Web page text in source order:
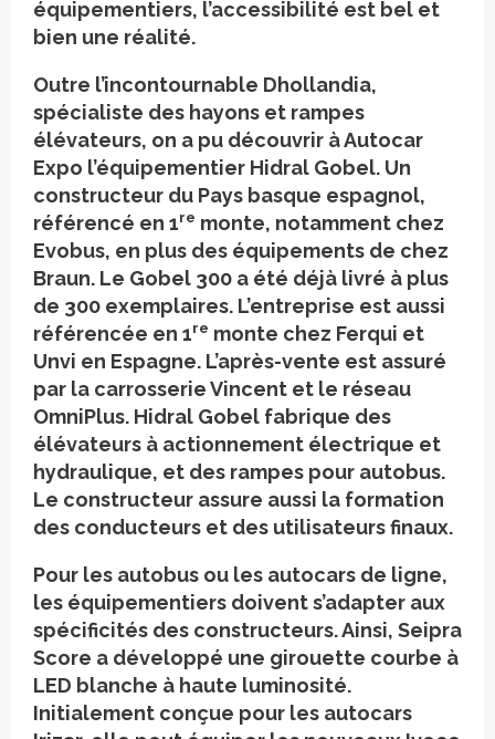
équipementiers, l’accessibilité est bel et
bien une réalité.
Outre l’incontournable Dhollandia,
spécialiste des hayons et rampes
élévateurs, on a pu découvrir à Autocar
Expo l’équipementier Hidral Gobel. Un
constructeur du Pays basque espagnol,
référencé en 1re monte, notamment chez
Evobus, en plus des équipements de chez
Braun. Le Gobel 300 a été déjà livré à plus
de 300 exemplaires. L’entreprise est aussi
référencée en 1re monte chez Ferqui et
Unvi en Espagne. L’après-vente est assuré
par la carrosserie Vincent et le réseau
OmniPlus. Hidral Gobel fabrique des
élévateurs à actionnement électrique et
hydraulique, et des rampes pour autobus.
Le constructeur assure aussi la formation
des conducteurs et des utilisateurs finaux.
Pour les autobus ou les autocars de ligne,
les équipementiers doivent s’adapter aux
spécificités des constructeurs. Ainsi, Seipra
Score a développé une girouette courbe à
LED blanche à haute luminosité.
Initialement conçue pour les autocars